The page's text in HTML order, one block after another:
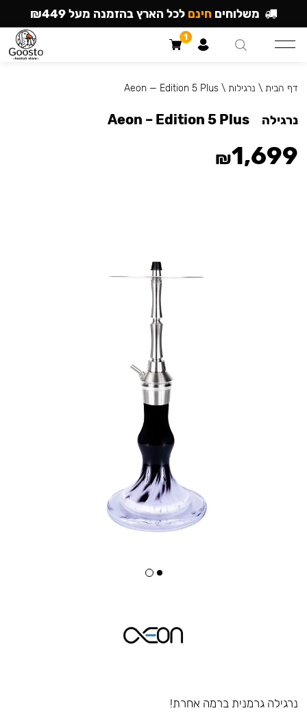
נרגילה גרמנית ברמה אחרת!
דף הבית \ נרגילות \
Aeon — Edition 5 Plus
נרגילה Aeon – Edition 5 Plus
₪1,699
משלוחים חינם לכל הארץ בהזמנה מעל ₪449
1